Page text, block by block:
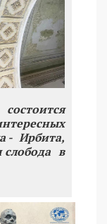
- Ирбита,
слобода в